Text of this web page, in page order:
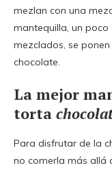
mezlan con una
mantequilla, un poco
mezclados, se
chocolate.
La mejor
torta
Para disfrutar de la
no comerla más allá